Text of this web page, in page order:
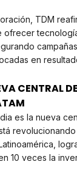
TDM
ofrecer
en
CENTRAL
es la nueva
10 veces la